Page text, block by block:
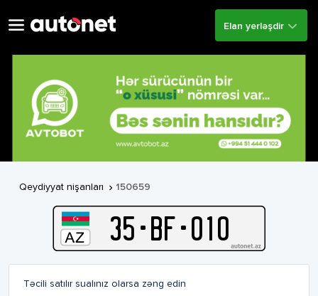
Elan yerləşdir
Qeydiyyat nişanları  150659
35-BF-010
Təcili satılır sualınız olarsa zəng edin